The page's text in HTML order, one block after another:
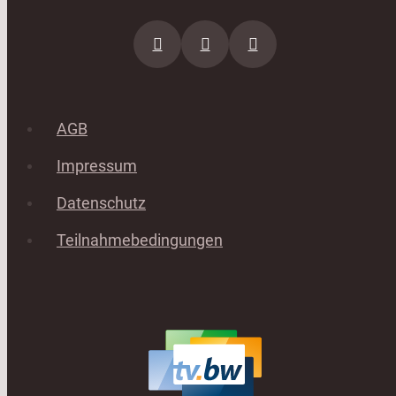
AGB
Impressum
Datenschutz
Teilnahmebedingungen